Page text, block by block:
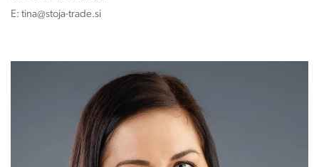
E: tina@stoja-trade.si